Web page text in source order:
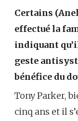
Certains
effectué la
indiquant
geste
bénéfice du
Tony Parker,
cinq ans et il